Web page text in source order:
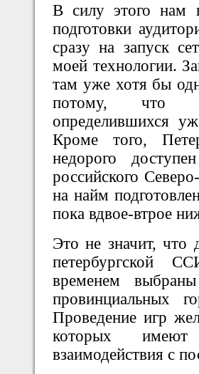
В силу этого нам
подготовки
сразу на запуск
моей технологии.
там уже хотя бы
потому, что
определившихся
Кроме того,
недорого
российского
на найм
пока вдвое-втрое
Это не значит, что
петербургской
временем
провинциальных
Проведение игр
которых
взаимодействия с